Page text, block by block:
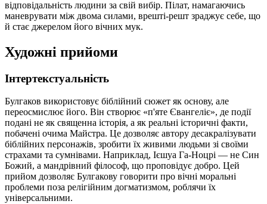
відповідальність людини за свій вибір. Пілат, намагаючись
маневрувати між двома силами, врешті-решт зраджує себе, що
й стає джерелом його вічних мук.
Художні прийоми
Інтертекстуальність
Булгаков використовує біблійний сюжет як основу, але
переосмислює його. Він створює «п'яте Євангеліє», де події
подані не як священна історія, а як реальні історичні факти,
побачені очима Майстра. Це дозволяє автору десакралізувати
біблійних персонажів, зробити їх живими людьми зі своїми
страхами та сумнівами. Наприклад, Ієшуа Га-Ноцрі — не Син
Божий, а мандрівний філософ, що проповідує добро. Цей
прийом дозволяє Булгакову говорити про вічні моральні
проблеми поза релігійним догматизмом, роблячи їх
універсальними.